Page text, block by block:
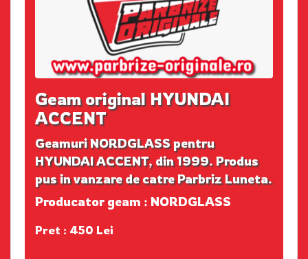
Geam original HYUNDAI
ACCENT
Geamuri NORDGLASS pentru
HYUNDAI ACCENT, din 1999. Produs
pus in vanzare de catre Parbriz Luneta.
Producator geam : NORDGLASS
Pret : 450 Lei